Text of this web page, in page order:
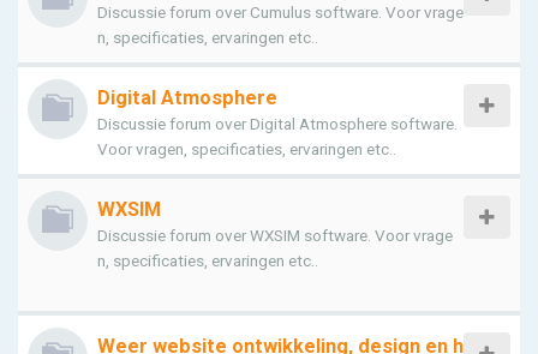
Discussie forum over Cumulus software. Voor vrage
n, specificaties, ervaringen etc..
Digital Atmosphere
Discussie forum over Digital Atmosphere software.
Voor vragen, specificaties, ervaringen etc..
WXSIM
Discussie forum over WXSIM software. Voor vrage
n, specificaties, ervaringen etc..
Weer website ontwikkeling, design en h